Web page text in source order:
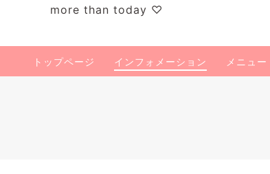
more than today ♡
トップページ インフォメーション メニュー